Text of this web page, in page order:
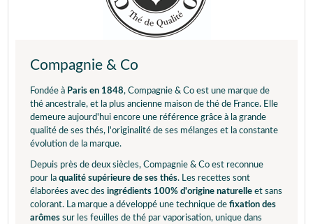
Compagnie & Co
Fondée à Paris en 1848, Compagnie & Co est une marque de
thé ancestrale, et la plus ancienne maison de thé de France. Elle
demeure aujourd'hui encore une référence grâce à la grande
qualité de ses thés, l'originalité de ses mélanges et la constante
évolution de la marque.
Depuis près de deux siècles, Compagnie & Co est reconnue
pour la qualité supérieure de ses thés. Les recettes sont
élaborées avec des ingrédients 100% d'origine naturelle et sans
colorant. La marque a développé une technique de fixation des
arômes sur les feuilles de thé par vaporisation, unique dans